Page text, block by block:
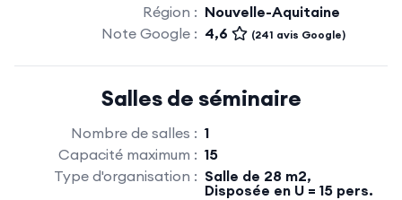
Région : Nouvelle-Aquitaine
Note Google : 4,6 (241 avis Google)
Salles de séminaire
Nombre de salles : 1
Capacité maximum : 15
Type d'organisation : Salle de 28 m2,
Disposée en U = 15 pers.